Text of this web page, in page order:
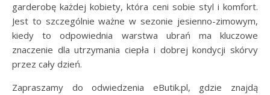
garderobę każdej kobiety, która ceni sobie styl i komfort.
Jest to szczególnie ważne w sezonie jesienno-zimowym,
kiedy to odpowiednia warstwa ubrań ma kluczowe
znaczenie dla utrzymania ciepła i dobrej kondycji skórvy
przez cały dzień.
Zapraszamy do odwiedzenia eButik.pl, gdzie znajdą